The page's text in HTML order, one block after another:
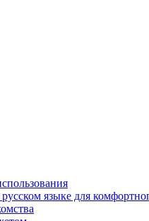
языке для